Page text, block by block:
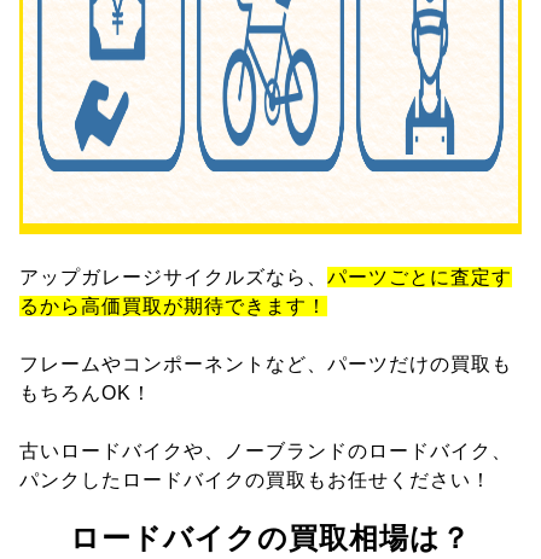
アップガレージサイクルズなら、 パーツごとに査定す
るから高価買取が期待できます！
フレームやコンポーネントなど、パーツだけの買取も
もちろんOK！
古いロードバイクや、ノーブランドのロードバイク、
パンクしたロードバイクの買取もお任せください！
ロードバイクの買取相場は？